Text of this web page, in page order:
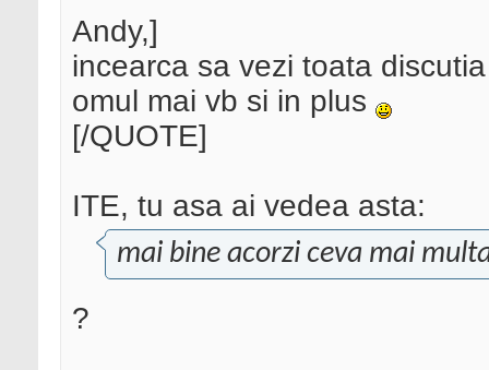
Andy,]
incearca sa vezi toata
omul mai vb si in plus
[/QUOTE]
ITE, tu asa ai vedea asta:
mai bine acorzi ceva mai
?